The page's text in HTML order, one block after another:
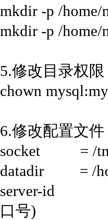
mkdir -p /home/
mkdir -p /home/
5.修改目录权限
chown
6.修改配置文件
socket = /
datadir = /
server-id =
口号)